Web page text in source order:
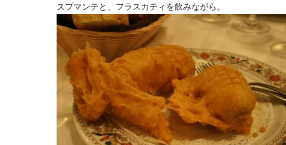
スプマンテと、フラスカティを飲みながら。